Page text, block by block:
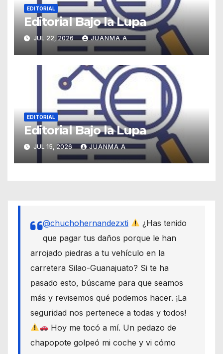
EDITORIAL
Editorial Bajo la Lupa
JUL 22, 2026 JUANMA A
EDITORIAL
Editorial Bajo la Lupa
JUL 15, 2026 JUANMA A
@chuchohernandezxti
¿Has tenido
que pagar tus daños porque le han
arrojado piedras a tu vehículo en la
carretera Silao-Guanajuato? Si te ha
pasado esto, búscame para que seamos
más y revisemos qué podemos hacer. ¡La
seguridad nos pertenece a todas y todos!
Hoy me tocó a mí. Un pedazo de
chapopote golpeó mi coche y vi cómo